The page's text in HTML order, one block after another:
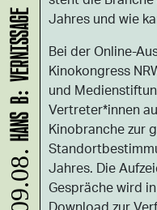
Jahres und wie
Bei der Online-
Kinokongress
und
Vertreter*innen
Kinobranche zur
Jahres. Die
Gespräche wird
Download zur
09.08.